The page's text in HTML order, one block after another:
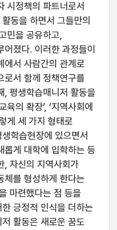
시정책의 파트너로서
동을 하면서 그들만의
민을 공유하고,
졌다. 이러한 과정들이
에서 사람간의 관계로
로서 함께 정책연구를
, 평생학습매니저 활동을
의 확장’, ‘지역사회에
게 세 가지 형태로
학습현장에 있으면서
롭게 대학에 입학하는 등
, 자신의 지역사회가
체를 형성하게 한다는
마련했다는 점 등을
긍정적 인식을 더하는
활동은 새로운 꿈도